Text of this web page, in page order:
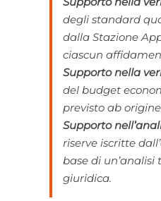
degli standard
dalla Stazione
ciascun
Supporto nella
del budget
previsto ab
Supporto
riserve iscritte
base di un’analisi
giuridica.